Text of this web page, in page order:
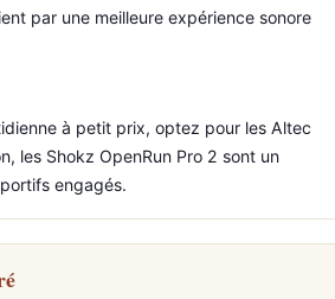
par une meilleure expérience sonore
à petit prix, optez pour les Altec
les Shokz OpenRun Pro 2 sont un
engagés.